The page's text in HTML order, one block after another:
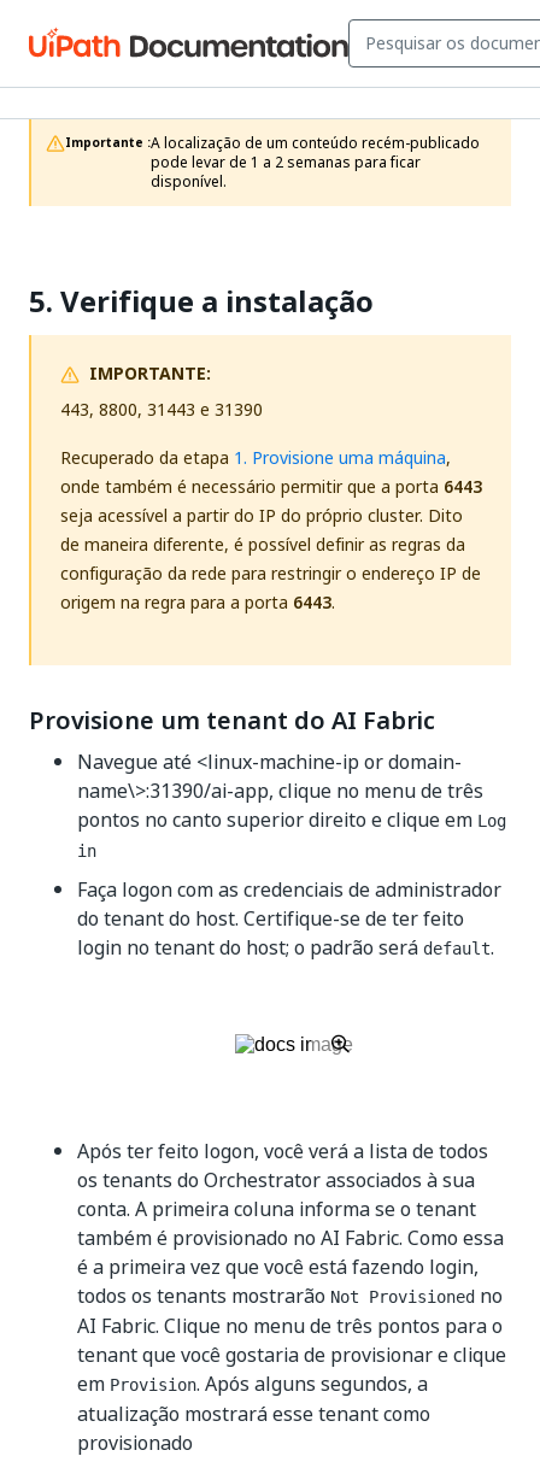
Importante :A localização de um conteúdo recém-publicado
pode levar de 1 a 2 semanas para ficar
disponível.
5. Verifique a instalação
IMPORTANTE:
443, 8800, 31443 e 31390
Recuperado da etapa 1. Provisione uma máquina,
onde também é necessário permitir que a porta 6443
seja acessível a partir do IP do próprio cluster. Dito
de maneira diferente, é possível definir as regras da
configuração da rede para restringir o endereço IP de
origem na regra para a porta 6443.
Provisione um tenant do AI Fabric
Navegue até <linux-machine-ip or domain-
name\>:31390/ai-app, clique no menu de três
pontos no canto superior direito e clique em Log
in
Faça logon com as credenciais de administrador
do tenant do host. Certifique-se de ter feito
login no tenant do host; o padrão será default.
Após ter feito logon, você verá a lista de todos
os tenants do Orchestrator associados à sua
conta. A primeira coluna informa se o tenant
também é provisionado no AI Fabric. Como essa
é a primeira vez que você está fazendo login,
todos os tenants mostrarão Not Provisioned no
AI Fabric. Clique no menu de três pontos para o
tenant que você gostaria de provisionar e clique
em Provision. Após alguns segundos, a
atualização mostrará esse tenant como
provisionado